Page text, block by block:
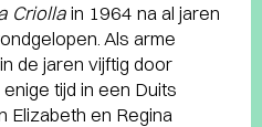
Criollain 1964 na al jaren
Als arme
de jaren vijftig door
tijd in een Duits
Elizabeth en Regina